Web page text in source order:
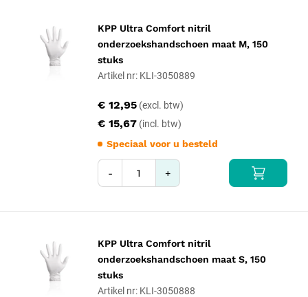
KPP Ultra Comfort nitril
onderzoekshandschoen maat M, 150
stuks
Artikel nr: KLI-3050889
€ 15,67
€ 12,95
Speciaal voor u besteld
- +
KPP Ultra Comfort nitril
onderzoekshandschoen maat S, 150
stuks
Artikel nr: KLI-3050888